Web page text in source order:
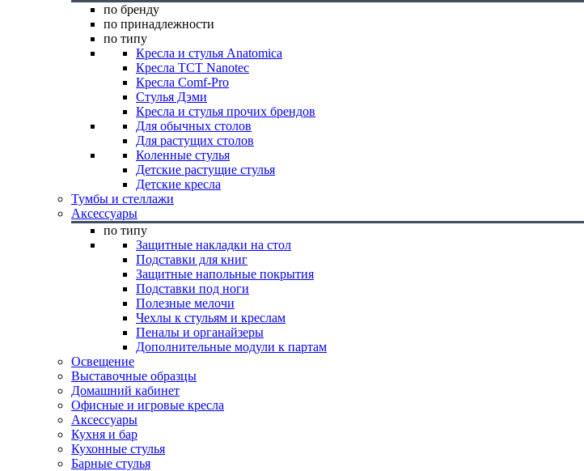
по бренду
по принадлежности
по типу
Кресла и стулья Anatomica
Кресла TCT Nanotec
Кресла Comf-Pro
Стулья Дэми
Кресла и стулья прочих брендов
Для обычных столов
Для растущих столов
Коленные стулья
Детские растущие стулья
Детские кресла
Тумбы и стеллажи
Аксессуары
по типу
Защитные накладки на стол
Подставки для книг
Защитные напольные покрытия
Подставки под ноги
Полезные мелочи
Чехлы к стульям и креслам
Пеналы и органайзеры
Дополнительные модули к партам
Освещение
Выставочные образцы
Домашний кабинет
Офисные и игровые кресла
Аксессуары
Кухня и бар
Кухонные стулья
Барные стулья